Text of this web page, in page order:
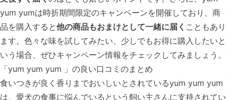
yum yumは時折期間限定のキャンペーンを開催しており、商
品を購入すると他の商品もおまけとして一緒に届く こともあり
ます。色々な味を試してみたい、少しでもお得に購入したいと
いう場合、ぜひキャンペーン情報をチェックしてみましょう。
「yum yum yum 」の良い口コミのまとめ
食いつきが良く香りまでおいしいとされているyum yum yum
は、愛犬の食事に悩んでいるという飼い主さんに支持されてい